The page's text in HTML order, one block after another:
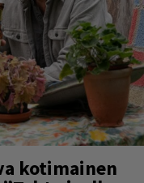
kotimainen